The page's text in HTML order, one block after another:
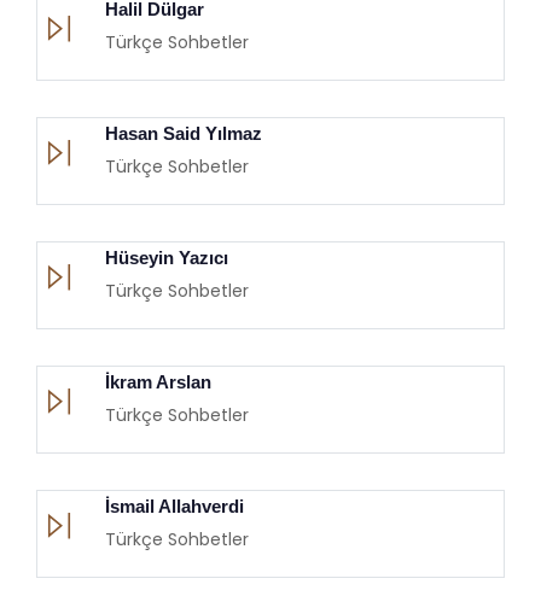
Halil Dülgar
Türkçe Sohbetler
Hasan Said Yılmaz
Türkçe Sohbetler
Hüseyin Yazıcı
Türkçe Sohbetler
İkram Arslan
Türkçe Sohbetler
İsmail Allahverdi
Türkçe Sohbetler